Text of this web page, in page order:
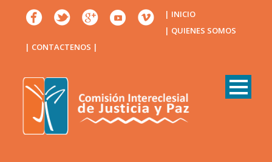
| INICIO
| QUIENES SOMOS
| CONTACTENOS |